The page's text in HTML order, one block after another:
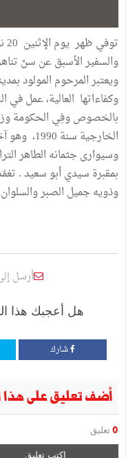
والسفير الأسبق عن سنّ تناهز 85
ويعتبر المرحوم المولود
وكفاءاتها العالية، عمل
بالخصوص وفِي الحكومة
الخارجية سنة 1990، وهو آخر منصب وزاري تقلّده.
بمقبرة سيدي أبو سعيد .
وذويه جميل الصبر
أرسل
هل أعجبك هذا
شارك
أضف تعليق على هذا
0 تعليق
اكتب تعليق